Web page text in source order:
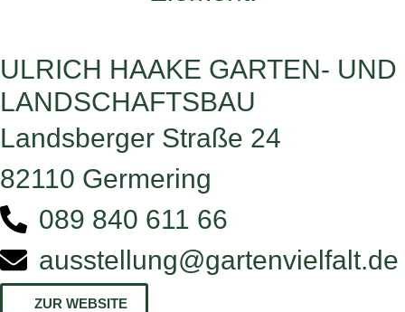
ULRICH HAAKE GARTEN- UND
LANDSCHAFTSBAU
Landsberger Straße 24
82110 Germering
089 840 611 66
ausstellung@gartenvielfalt.de
ZUR WEBSITE